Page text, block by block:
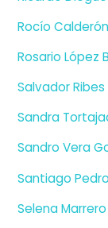
Rocío
Rosario López
Salvador
Sandra
Sandro Vera
Santiago
Selena